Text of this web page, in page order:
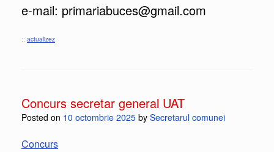
e-mail: primariabuces@gmail.com
:: actualizez
Concurs secretar general UAT
Posted on 10 octombrie 2025 by Secretarul comunei
Concurs